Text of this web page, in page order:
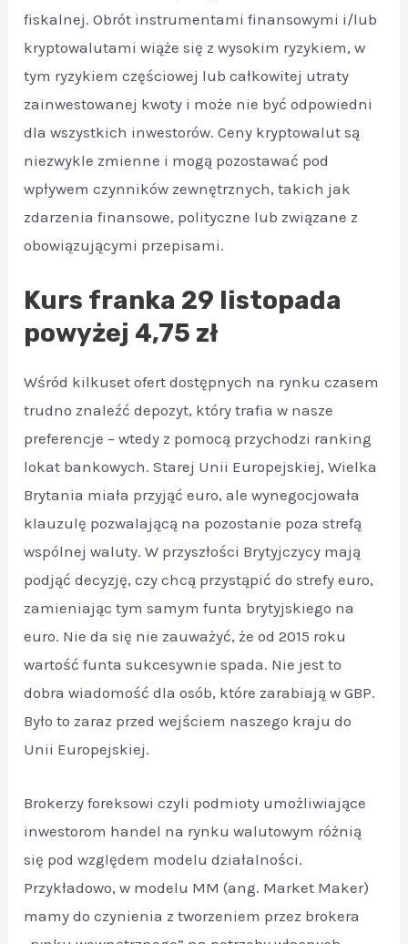
fiskalnej. Obrót instrumentami finansowymi i/lub
kryptowalutami wiąże się z wysokim ryzykiem, w
tym ryzykiem częściowej lub całkowitej utraty
zainwestowanej kwoty i może nie być odpowiedni
dla wszystkich inwestorów. Ceny kryptowalut są
niezwykle zmienne i mogą pozostawać pod
wpływem czynników zewnętrznych, takich jak
zdarzenia finansowe, polityczne lub związane z
obowiązującymi przepisami.
Kurs franka 29 listopada
powyżej 4,75 zł
Wśród kilkuset ofert dostępnych na rynku czasem
trudno znaleźć depozyt, który trafia w nasze
preferencje – wtedy z pomocą przychodzi ranking
lokat bankowych. Starej Unii Europejskiej, Wielka
Brytania miała przyjąć euro, ale wynegocjowała
klauzulę pozwalającą na pozostanie poza strefą
wspólnej waluty. W przyszłości Brytyjczycy mają
podjąć decyzję, czy chcą przystąpić do strefy euro,
zamieniając tym samym funta brytyjskiego na
euro. Nie da się nie zauważyć, że od 2015 roku
wartość funta sukcesywnie spada. Nie jest to
dobra wiadomość dla osób, które zarabiają w GBP.
Było to zaraz przed wejściem naszego kraju do
Unii Europejskiej.
Brokerzy foreksowi czyli podmioty umożliwiające
inwestorom handel na rynku walutowym różnią
się pod względem modelu działalności.
Przykładowo, w modelu MM (ang. Market Maker)
mamy do czynienia z tworzeniem przez brokera